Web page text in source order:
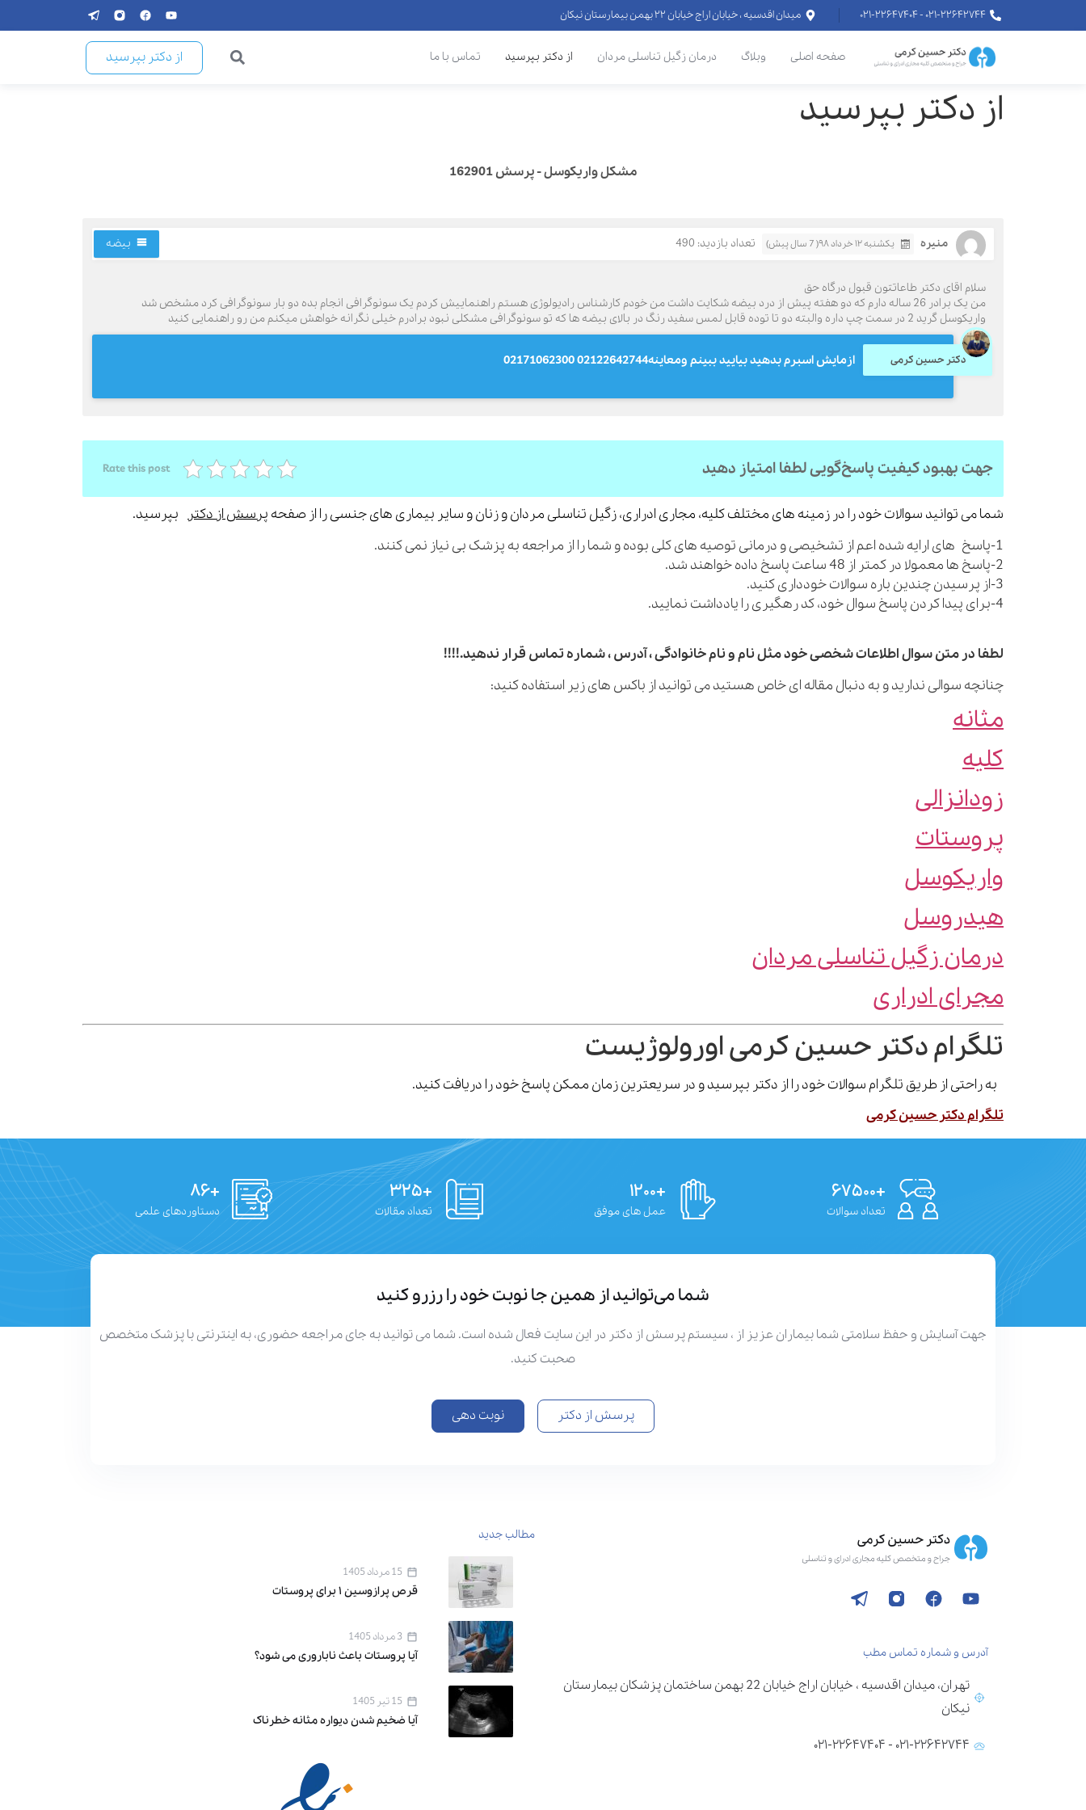
۰۲۱-۲۲۶۴۲۷۴۴ - ۰۲۱-۲۲۶۴۷۴۰۴ میدان اقدسیه ، خیابان اراج خیابان ۲۲ بهمن بیمارستان نیکان
صفحه اصلی وبلاگ درمان زگیل تناسلی مردان از دکتر بپرسید تماس با ما از دکتر بپرسید
از دکتر بپرسید
مشکل واریکوسل - پرسش 162901
منیره یکشنبه ۱۲ خرداد ۹۸( 7 سال پیش) تعداد بازدید: 490 بیضه
سلام اقای دکتر طاعاتتون قبول درگاه حق
من یک برادر 26 ساله دارم که دو هفته پیش از درد بیضه شکایت داشت من خودم کارشناس رادیولوژی هستم راهنماییش کردم یک سونوگرافی انجام بده دو بار سونوگرافی کرد مشخص شد
واریکوسل گرید 2 در سمت چپ داره والبته دو تا توده قابل لمس سفید رنگ در بالای بیضه ها که تو سونوگرافی مشکلی نبود برادرم خیلی نگرانه خواهش میکنم من رو راهنمایی کنید
دکتر حسین کرمی ازمایش اسبرم بدهید بیایید ببینم ومعاینه02122642744 02171062300
جهت بهبود کیفیت پاسخ‌گویی لطفا امتیاز دهید Rate this post
شما می توانید سوالات خود را در زمینه های مختلف کلیه، مجاری ادراری، زگیل تناسلی مردان و زنان و سایر بیماری های جنسی را از صفحه پرسش از دکتر بپرسید.
1-پاسخ های ارایه شده اعم از تشخیصی و درمانی توصیه های کلی بوده و شما را از مراجعه به پزشک بی نیاز نمی کنند.
2-پاسخ ها معمولا در کمتر از 48 ساعت پاسخ داده خواهند شد.
3-از پرسیدن چندین باره سوالات خودداری کنید.
4-برای پیدا کردن پاسخ سوال خود، کد رهگیری را یادداشت نمایید.
لطفا در متن سوال اطلاعات شخصی خود مثل نام و نام خانوادگی ، آدرس ، شماره تماس قرار ندهید.!!!!
چنانچه سوالی ندارید و به دنبال مقاله ای خاص هستید می توانید از باکس های زیر استفاده کنید:
مثانه
کلیه
زودانزالی
پروستات
واریکوسل
هیدروسل
درمان زگیل تناسلی مردان
مجرای ادراری
تلگرام دکتر حسین کرمی اورولوژیست
به راحتی از طریق تلگرام سوالات خود را از دکتر بپرسید و در سریعترین زمان ممکن پاسخ خود را دریافت کنید.
تلگرام دکتر حسین کرمی
+۶۷۵۰۰
تعداد سوالات
+۱۲۰۰
عمل های موفق
+۳۲۵
تعداد مقالات
+۸۶
دستاوردهای علمی
شما می‌توانید از همین جا نوبت خود را رزرو کنید
جهت آسایش و حفظ سلامتی شما بیماران عزیز از ، سیستم پرسش از دکتر در این سایت فعال شده است. شما می توانید به جای مراجعه حضوری، به اینترنتی با پزشک متخصص
صحبت کنید.
پرسش از دکتر نوبت دهی
آدرس و شماره تماس مطب
تهران، میدان اقدسیه ، خیابان اراج خیابان 22 بهمن ساختمان پزشکان بیمارستان
نیکان
۰۲۱-۲۲۶۴۲۷۴۴ - ۰۲۱-۲۲۶۴۷۴۰۴
مطالب جدید
15 مرداد 1405
قرص پرازوسین ۱ برای پروستات
3 مرداد 1405
آیا پروستات باعث ناباروری می‌ شود؟
15 تیر 1405
آیا ضخیم شدن دیواره مثانه خطرناک